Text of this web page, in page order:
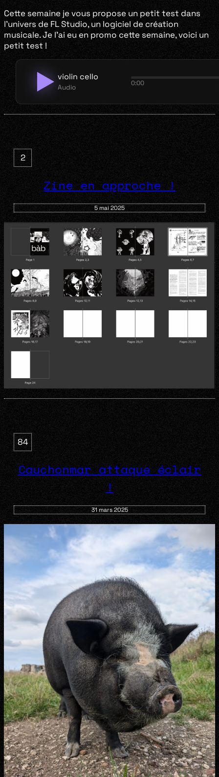
Cette semaine je vous propose un petit test dans
l’univers de FL Studio, un logiciel de création
musicale. Je l’ai eu en promo cette semaine, voici un
petit test !
violin cello
Audio
0:00
2
Zine en approche !
5 mai 2025
84
Cauchonmar attaque éclair
!
31 mars 2025